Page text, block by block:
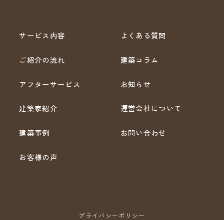
サービス内容
ご紹介の流れ
アフターサービス
建築家紹介
建築事例
お客様の声
よくある質問
建築コラム
お知らせ
運営会社について
お問い合わせ
プライバシーポリシー